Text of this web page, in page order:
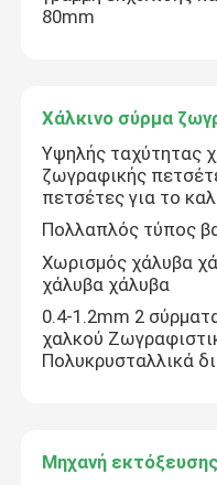
80mm
Χάλκινο σύρμα
Υψηλής ταχύτητας
ζωγραφικής
πετσέτες για το
Πολλαπλός τύπος
Χωρισμός χάλυβα
χάλυβα χάλυβα
0.4-1.2mm 2
χαλκού
Πολυκρυσταλλικά
Μηχανή